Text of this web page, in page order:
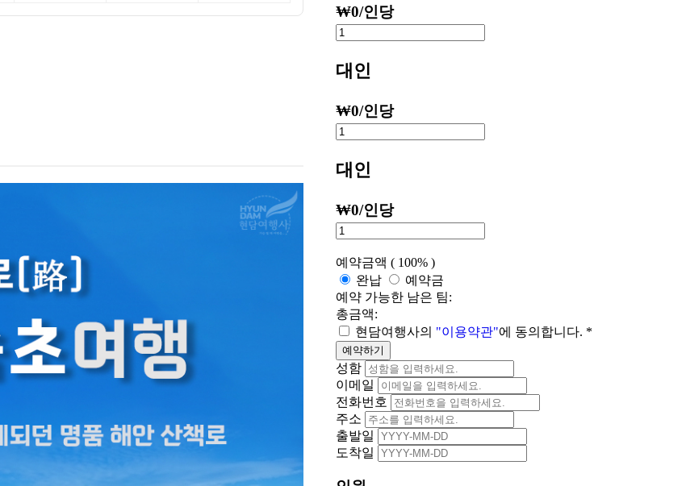
₩0/인당
대인
₩0/인당
대인
₩0/인당
예약금액 ( 100% )
완납
예약금
예약 가능한 남은 팀:
총금액:
현담여행사의 "이용약관"에 동의합니다. *
예약하기
성함
이메일
전화번호
주소
출발일
도착일